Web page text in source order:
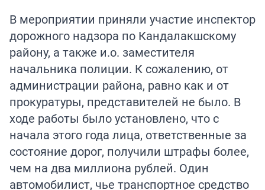
В мероприятии приняли участие инспектор
дорожного надзора по Кандалакшскому
району, а также и.о. заместителя
начальника полиции. К сожалению, от
администрации района, равно как и от
прокуратуры, представителей не было. В
ходе работы было установлено, что с
начала этого года лица, ответственные за
состояние дорог, получили штрафы более,
чем на два миллиона рублей. Один
автомобилист, чье транспортное средство